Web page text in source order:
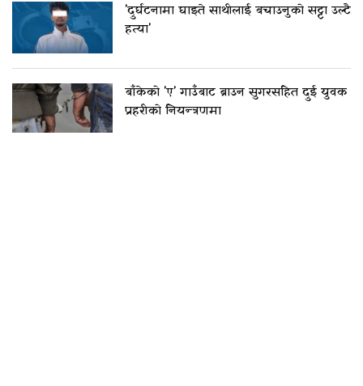
'दुर्घटनामा घाइते साथीलाई बचाउनुको सट्टा उल्टै
हत्या'
बाँकेको 'ए' गाउँबाट ब्राउन सुगरसहित दुई युवक
प्रहरीको नियन्त्रणमा